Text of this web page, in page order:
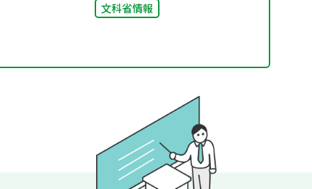
文科省情報